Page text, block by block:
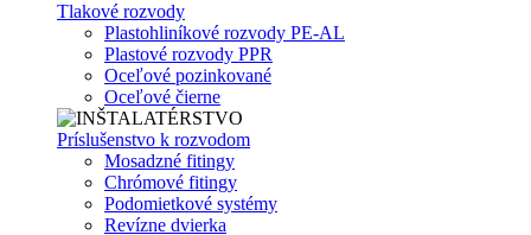
Tlakové rozvody
Plastohliníkové rozvody PE-AL
Plastové rozvody PPR
Oceľové pozinkované
Oceľové čierne
Príslušenstvo k rozvodom
Mosadzné fitingy
Chrómové fitingy
Podomietkové systémy
Revízne dvierka